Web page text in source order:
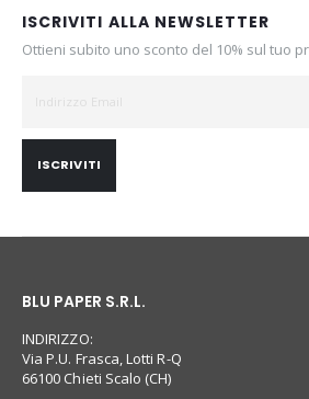
ISCRIVITI ALLA NEWSLETTER
Ottieni subito uno sconto del 10% sul tuo
ISCRIVITI
BLU PAPER S.R.L.
INDIRIZZO:
Via P.U. Frasca, Lotti R-Q
66100 Chieti Scalo (CH)